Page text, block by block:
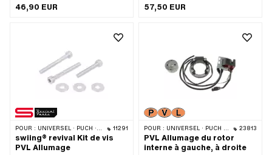
câble: 7 mm · Câble disponible: Oui ·
Longueur du câble: 1000 mm ·
46,90 EUR
Ø trou de fixation: 6.3 mm · Distance
entre les trous: 18 mm · Champ
57,50 EUR
POUR : UNIVERSEL · PUCH · SACHS · ZÜNDAPP BELMONDO 11291
swiing® revival Kit de vis
PVL Allumage
POUR : UNIVERSEL · PUCH · SACHS · ZÜNDAPP BELMONDO 23813
PVL Allumage du rotor
interne à gauche, à droite